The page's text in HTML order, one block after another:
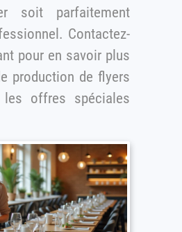
soit parfaitement
pour en savoir plus
spéciales